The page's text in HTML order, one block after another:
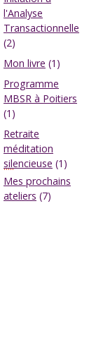
l'Analyse
Transactionnelle
(2)
Mes prochains
ateliers (7)
Mon livre (1)
Programme
MBSR à Poitiers
(1)
Retraite
méditation
silencieuse (1)